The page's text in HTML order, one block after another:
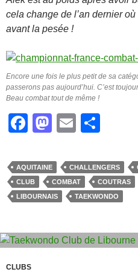
cela change de l’an dernier
avant la pesée !
Encore une fois le plus petit de sa
passerons pas aujourd’hui. C’est
Beau combat tout de même !
F
c
e
b
o
k
M
st
o
d
n
E
ail ta
g
er
AQUITAINE CHALLENGERS
CLUB
COMBAT COUTRAS
LIBOURNAIS
TAEKWONDO
CLUBS